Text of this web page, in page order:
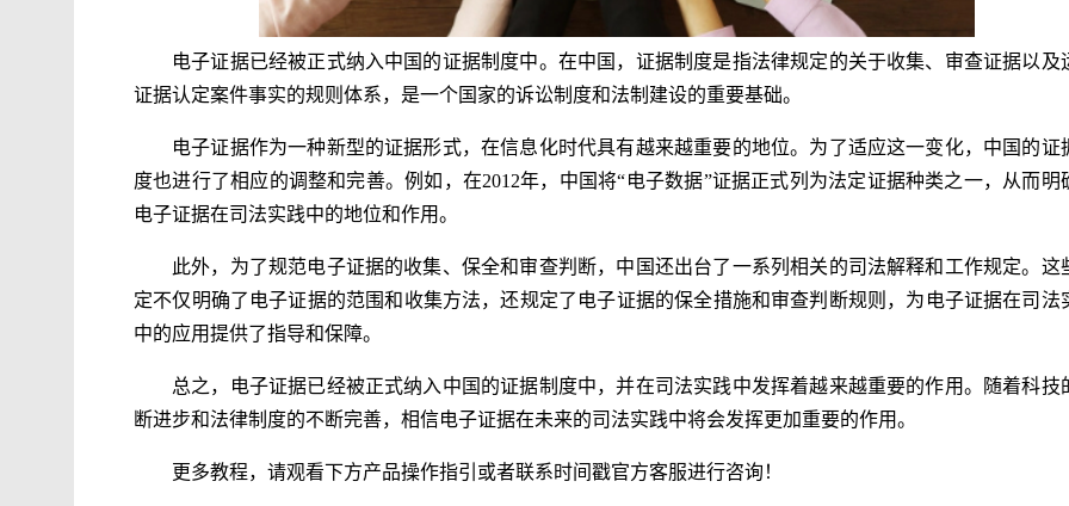
电子证据已经被正式纳入中国的证据制度中。在中国，证据制度是指法律规定的关于收集、审查证据以及
证据认定案件事实的规则体系，是一个国家的诉讼制度和法制建设的重要基础。
电子证据作为一种新型的证据形式，在信息化时代具有越来越重要的地位。为了适应这一变化，中国的证
度也进行了相应的调整和完善。例如，在2012年，中国将“电子数据”证据正式列为法定证据种类之一，从而明
电子证据在司法实践中的地位和作用。
此外，为了规范电子证据的收集、保全和审查判断，中国还出台了一系列相关的司法解释和工作规定。这
定不仅明确了电子证据的范围和收集方法，还规定了电子证据的保全措施和审查判断规则，为电子证据在司法
中的应用提供了指导和保障。
总之，电子证据已经被正式纳入中国的证据制度中，并在司法实践中发挥着越来越重要的作用。随着科技
断进步和法律制度的不断完善，相信电子证据在未来的司法实践中将会发挥更加重要的作用。
更多教程，请观看下方产品操作指引或者联系时间戳官方客服进行咨询！